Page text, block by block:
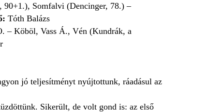
90+1.), Somfalvi (Dencinger, 78.) –
Tóth Balázs
– Köböl, Vass Á., Vén (Kundrák, a
jó teljesítményt nyújtottunk, ráadásul az
Sikerült, de volt gond is: az első